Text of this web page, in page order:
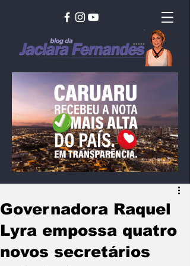
Governadora Raquel
Lyra empossa quatro
novos secretários